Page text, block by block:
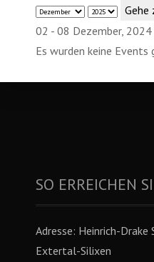
Gehe
02 - 08 Dezember, 2024
Es wurden keine Events
SO ERREICHEN
Adresse: Heinrich-
Extertal-Silixen